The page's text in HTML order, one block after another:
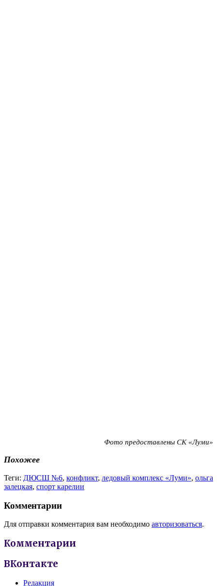
Фото предоставлены СК «Луми»
Похожее
Теги: ДЮСШ №6, конфликт, ледовый комплекс «Луми», ольга
залецкая, спорт карелии
Комментарии
Для отправки комментария вам необходимо авторизоваться.
Комментарии
ВКонтакте
Редакция